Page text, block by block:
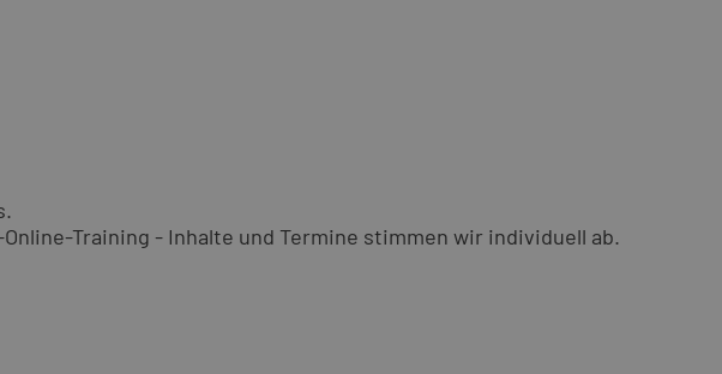
Training - Inhalte und Termine stimmen wir individuell ab.